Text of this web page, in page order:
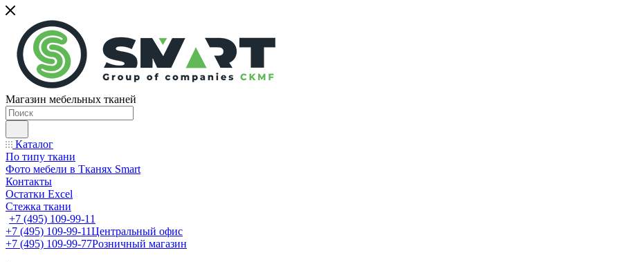
Магазин мебельных тканей
Каталог
По типу ткани
Фото мебели в Тканях Smart
Контакты
Остатки Excel
Стежка ткани
+7 (495) 109-99-11
+7 (495) 109-99-11Центральный офис
+7 (495) 109-99-77Розничный магазин